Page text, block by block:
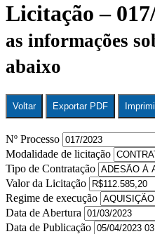
Licitação –
as informações
abaixo
Voltar Exportar PDF
Nº Processo
Modalidade de licitação
Tipo de Contratação
Valor da Licitação
Regime de execução
Data de Abertura
Data de Publicação